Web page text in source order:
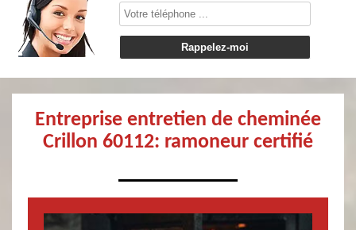
Entreprise entretien de cheminée
Crillon 60112: ramoneur certifié